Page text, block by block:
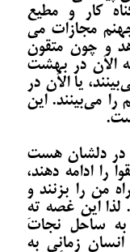
کار و مطیع
مجازات می­‌
و چون متقون
الآن در بهشت
یا الآن در
می‌­بینند. این
در دلشان هست
را ادامه دهند،
من را بزنند و
این غصه تهِ
ساحل نجات
زمانی به